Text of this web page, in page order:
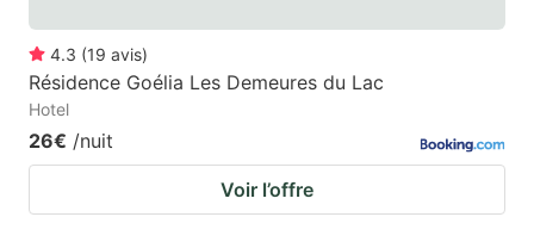
4.3 (19 avis)
Résidence Goélia Les Demeures du Lac
Hotel
26€ /nuit
Voir l’offre